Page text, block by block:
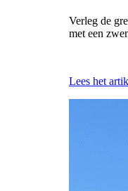
Verleg de
met een
Lees het